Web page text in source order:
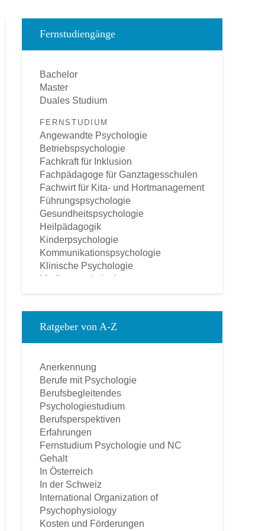
Fernstudiengänge
Bachelor
Master
Duales Studium
FERNSTUDIUM
Angewandte Psychologie
Betriebspsychologie
Fachkraft für Inklusion
Fachpädagoge für Ganztagesschulen
Fachwirt für Kita- und Hortmanagement
Führungspsychologie
Gesundheitspsychologie
Heilpädagogik
Kinderpsychologie
Kommunikationspsychologie
Klinische Psychologie
Medienpsychologie
Personal und Business Coach
Praktische Psychologie
Psychologischer Berater
Psychotherapie – Heilpraktiker
Rechtspsychologie
Sozialpsychologie
Soziologie
Sportpsychologie
Tierpsychologie
Umweltpsychologie
Verkaufspsychologie
Verkehrspsychologie
Werbepsychologie
Wirtschaftspsychologie
Ratgeber von A-Z
Anerkennung
Berufe mit Psychologie
Berufsbegleitendes
Psychologiestudium
Berufsperspektiven
Erfahrungen
Fernstudium Psychologie und NC
Gehalt
In Österreich
In der Schweiz
International Organization of
Psychophysiology
Kosten und Förderungen